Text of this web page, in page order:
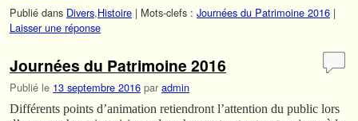
Publié dans Divers,Histoire | Mots-clefs : Journées du Patrimoine 2016 |
Laisser une réponse
Journées du Patrimoine 2016
Publié le 13 septembre 2016 par admin
Différents points d’animation retiendront l’attention du public lors